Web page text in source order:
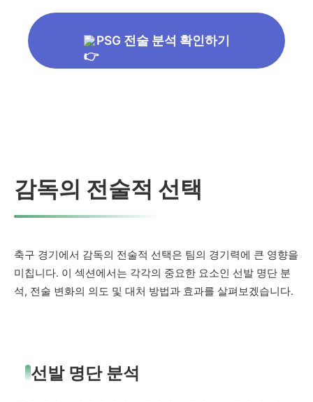
PSG 전술 분석 확인하기
감독의 전술적 선택
축구 경기에서 감독의 전술적 선택은 팀의 경기력에 큰 영향을
미칩니다. 이 섹션에서는 각각의 중요한 요소인 선발 명단 분
석, 전술 변화의 의도 및 대처 방법과 효과를 살펴보겠습니다.
선발 명단 분석